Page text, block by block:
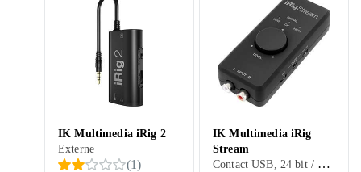
IK Multimedia iRig 2
Externe
(1)
IK Multimedia iRig
Stream
Contact USB, 24 bit / 48 kHz